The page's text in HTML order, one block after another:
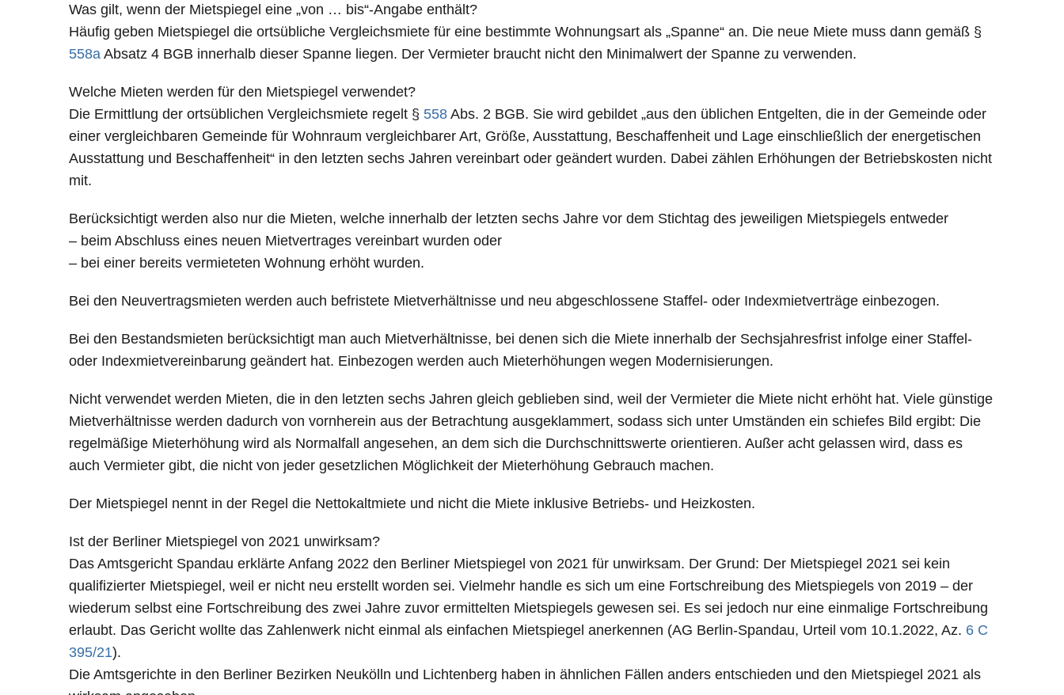
Was gilt, wenn der Mietspiegel eine „von … bis“-Angabe enthält?
Häufig geben Mietspiegel die ortsübliche Vergleichsmiete für eine bestimmte Wohnungsart als „Spanne“ an. Die neue Miete muss dann gemäß §
558a Absatz 4 BGB innerhalb dieser Spanne liegen. Der Vermieter braucht nicht den Minimalwert der Spanne zu verwenden.
Welche Mieten werden für den Mietspiegel verwendet?
Die Ermittlung der ortsüblichen Vergleichsmiete regelt § 558 Abs. 2 BGB. Sie wird gebildet „aus den üblichen Entgelten, die in der Gemeinde oder
einer vergleichbaren Gemeinde für Wohnraum vergleichbarer Art, Größe, Ausstattung, Beschaffenheit und Lage einschließlich der energetischen
Ausstattung und Beschaffenheit“ in den letzten sechs Jahren vereinbart oder geändert wurden. Dabei zählen Erhöhungen der Betriebskosten nicht
mit.
Berücksichtigt werden also nur die Mieten, welche innerhalb der letzten sechs Jahre vor dem Stichtag des jeweiligen Mietspiegels entweder
– beim Abschluss eines neuen Mietvertrages vereinbart wurden oder
– bei einer bereits vermieteten Wohnung erhöht wurden.
Bei den Neuvertragsmieten werden auch befristete Mietverhältnisse und neu abgeschlossene Staffel- oder Indexmietverträge einbezogen.
Bei den Bestandsmieten berücksichtigt man auch Mietverhältnisse, bei denen sich die Miete innerhalb der Sechsjahresfrist infolge einer Staffel-
oder Indexmietvereinbarung geändert hat. Einbezogen werden auch Mieterhöhungen wegen Modernisierungen.
Nicht verwendet werden Mieten, die in den letzten sechs Jahren gleich geblieben sind, weil der Vermieter die Miete nicht erhöht hat. Viele günstige
Mietverhältnisse werden dadurch von vornherein aus der Betrachtung ausgeklammert, sodass sich unter Umständen ein schiefes Bild ergibt: Die
regelmäßige Mieterhöhung wird als Normalfall angesehen, an dem sich die Durchschnittswerte orientieren. Außer acht gelassen wird, dass es
auch Vermieter gibt, die nicht von jeder gesetzlichen Möglichkeit der Mieterhöhung Gebrauch machen.
Der Mietspiegel nennt in der Regel die Nettokaltmiete und nicht die Miete inklusive Betriebs- und Heizkosten.
Ist der Berliner Mietspiegel von 2021 unwirksam?
Das Amtsgericht Spandau erklärte Anfang 2022 den Berliner Mietspiegel von 2021 für unwirksam. Der Grund: Der Mietspiegel 2021 sei kein
qualifizierter Mietspiegel, weil er nicht neu erstellt worden sei. Vielmehr handle es sich um eine Fortschreibung des Mietspiegels von 2019 – der
wiederum selbst eine Fortschreibung des zwei Jahre zuvor ermittelten Mietspiegels gewesen sei. Es sei jedoch nur eine einmalige Fortschreibung
erlaubt. Das Gericht wollte das Zahlenwerk nicht einmal als einfachen Mietspiegel anerkennen (AG Berlin-Spandau, Urteil vom 10.1.2022, Az. 6 C
395/21).
Die Amtsgerichte in den Berliner Bezirken Neukölln und Lichtenberg haben in ähnlichen Fällen anders entschieden und den Mietspiegel 2021 als